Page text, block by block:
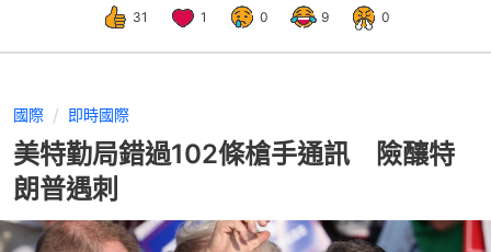
31 1 0 9 0
國際 即時國際
美特勤局錯過102條槍手通訊 險釀特
朗普遇刺